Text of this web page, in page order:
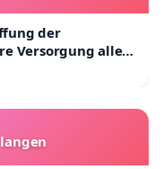
der
Versorgung aller